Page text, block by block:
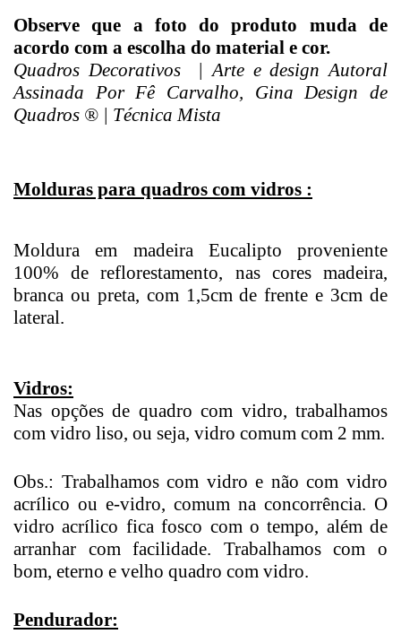
Observe que a foto do produto muda de
acordo com a escolha do material e cor.
Quadros Decorativos | Arte e design Autoral
Assinada Por Fê Carvalho, Gina Design de
Quadros ® | Técnica Mista
Molduras para quadros com vidros :
Moldura em madeira Eucalipto proveniente
100% de reflorestamento, nas cores madeira,
branca ou preta, com 1,5cm de frente e 3cm de
lateral.
Vidros:
Nas opções de quadro com vidro, trabalhamos
com vidro liso, ou seja, vidro comum com 2 mm.
Obs.: Trabalhamos com vidro e não com vidro
acrílico ou e-vidro, comum na concorrência. O
vidro acrílico fica fosco com o tempo, além de
arranhar com facilidade. Trabalhamos com o
bom, eterno e velho quadro com vidro.
Pendurador: